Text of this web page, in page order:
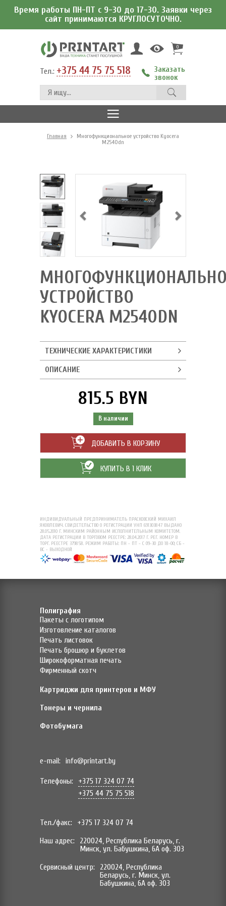
Время работы ПН-ПТ с 9-30 до 17-30. Заявки через
сайт принимаются КРУГЛОСУТОЧНО.
0
Тел.: +375 44 75 75 518
Заказать
звонок
Главная
Многофункциональное устройство Kyocera
M2540dn
УСТРОЙСТВО
KYOCERA M2540DN
ТЕХНИЧЕСКИЕ ХАРАКТЕРИСТИКИ
ОПИСАНИЕ
815.5 BYN
В наличии
ДОБАВИТЬ В КОРЗИНУ
КУПИТЬ В 1 КЛИК
ИНДИВИДУАЛЬНЫЙ ПРЕДПРИНИМАТЕЛЬ ПРАСКОВСКИЙ МИХАИЛ
ЯКОВЛЕВИЧ. СВИДЕТЕЛЬСТВО О РЕГИСТРАЦИИ УНП 691303847 ВЫДАНО
28.05.2010 Г. МИНСКИМ РАЙОННЫМ ИСПОЛНИТЕЛЬНЫМ КОМИТЕТОМ.
ДАТА РЕГИСТРАЦИИ В ТОРГОВОМ РЕЕСТРЕ: 28.04.2017 Г. РЕГ. НОМЕР В
ТОРГ. РЕЕСТРЕ 379858. РЕЖИМ РАБОТЫ: ПН - ПТ - С 09-30 ДО 18-00; СБ -
ВС - ВЫХОДНОЙ
Полиграфия
Пакеты с логотипом
Изготовление каталогов
Печать листовок
Печать брошюр и буклетов
Широкоформатная печать
Фирменный скотч
Картриджи для принтеров и МФУ
Тонеры и чернила
Фотобумага
e-mail: info@printart.by
Телефоны:
+375 17 324 07 74
+375 44 75 75 518
Тел./факс:
+375 17 324 07 74
Наш адрес:
220024, Республика Беларусь, г.
Минск, ул. Бабушкина, 6А оф. 303
Сервисный центр:
220024, Республика
Беларусь, г. Минск, ул.
Бабушкина, 6А оф. 303